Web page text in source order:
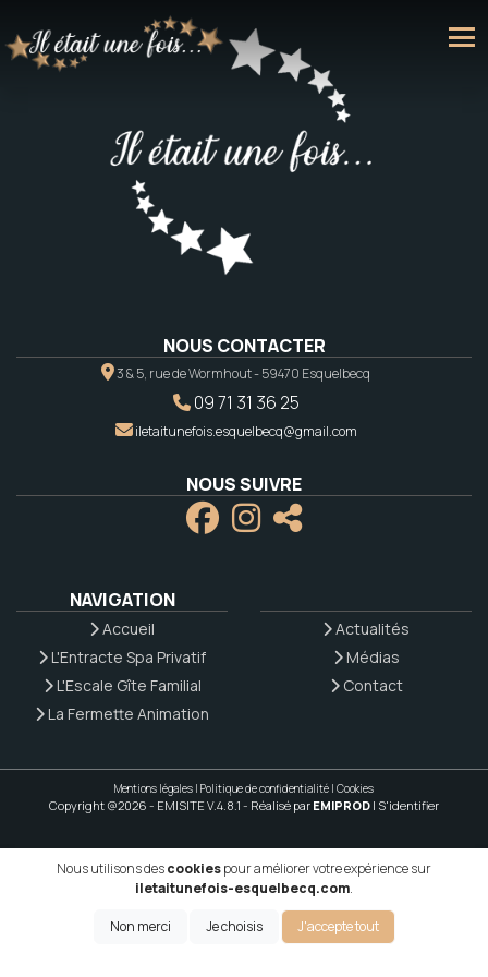
NOUS CONTACTER
3 & 5, rue de Wormhout - 59470 Esquelbecq
09 71 31 36 25
iletaitunefois.esquelbecq@gmail.com
NOUS SUIVRE
NAVIGATION
Accueil
L'Entracte Spa Privatif
L'Escale Gîte Familial
La Fermette Animation
Actualités
Médias
Contact
Mentions légales | Politique de confidentialité | Cookies
Copyright @2026 - EMISITE V.4.8.1 - Réalisé par EMIPROD | S'identifier
Nous utilisons descookiespour améliorer votre expérience sur
iletaitunefois-esquelbecq.com.
Non merci Je choisis J'accepte tout